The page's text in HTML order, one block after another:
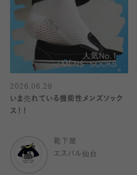
2026.06.28
いま売れている機能性メンズソック
ス！！
靴下屋
エスパル仙台